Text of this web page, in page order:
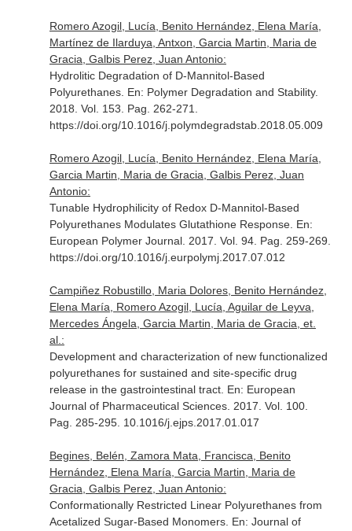
Romero Azogil, Lucía, Benito Hernández, Elena María,
Martínez de Ilarduya, Antxon, Garcia Martin, Maria de
Gracia, Galbis Perez, Juan Antonio:
Hydrolitic Degradation of D-Mannitol-Based
Polyurethanes. En: Polymer Degradation and Stability.
2018. Vol. 153. Pag. 262-271.
https://doi.org/10.1016/j.polymdegradstab.2018.05.009
Romero Azogil, Lucía, Benito Hernández, Elena María,
Garcia Martin, Maria de Gracia, Galbis Perez, Juan
Antonio:
Tunable Hydrophilicity of Redox D-Mannitol-Based
Polyurethanes Modulates Glutathione Response. En:
European Polymer Journal. 2017. Vol. 94. Pag. 259-269.
https://doi.org/10.1016/j.eurpolymj.2017.07.012
Campiñez Robustillo, Maria Dolores, Benito Hernández,
Elena María, Romero Azogil, Lucía, Aguilar de Leyva,
Mercedes Ángela, Garcia Martin, Maria de Gracia, et.
al.:
Development and characterization of new functionalized
polyurethanes for sustained and site-specific drug
release in the gastrointestinal tract. En: European
Journal of Pharmaceutical Sciences. 2017. Vol. 100.
Pag. 285-295. 10.1016/j.ejps.2017.01.017
Begines, Belén, Zamora Mata, Francisca, Benito
Hernández, Elena María, Garcia Martin, Maria de
Gracia, Galbis Perez, Juan Antonio:
Conformationally Restricted Linear Polyurethanes from
Acetalized Sugar-Based Monomers. En: Journal of